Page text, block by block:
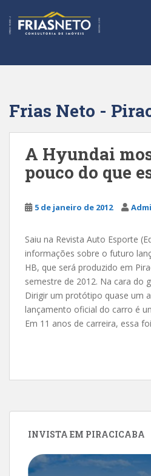
t
Frias Neto -
A Hyundai
pouco do que
5 de janeiro de 2012
Saiu na Revista Auto Esporte
informações sobre o futuro
HB, que será produzido em
semestre de 2012. Na cara do
Dirigir um protótipo quase um
lançamento oficial do carro é
Em 11 anos de carreira, essa
INVISTA EM PIRACICABA